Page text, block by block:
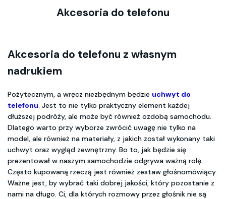
Akcesoria do telefonu
Akcesoria do telefonu z własnym
nadrukiem
Pożytecznym, a wręcz niezbędnym będzie uchwyt do
telefonu. Jest to nie tylko praktyczny element każdej
dłuższej podróży, ale może być również ozdobą samochodu.
Dlatego warto przy wyborze zwrócić uwagę nie tylko na
model, ale również na materiały, z jakich został wykonany taki
uchwyt oraz wygląd zewnętrzny. Bo to, jak będzie się
prezentował w naszym samochodzie odgrywa ważną rolę.
Często kupowaną rzeczą jest również zestaw głośnomówiący.
Ważne jest, by wybrać taki dobrej jakości, który pozostanie z
nami na długo. Ci, dla których rozmowy przez głośnik nie są